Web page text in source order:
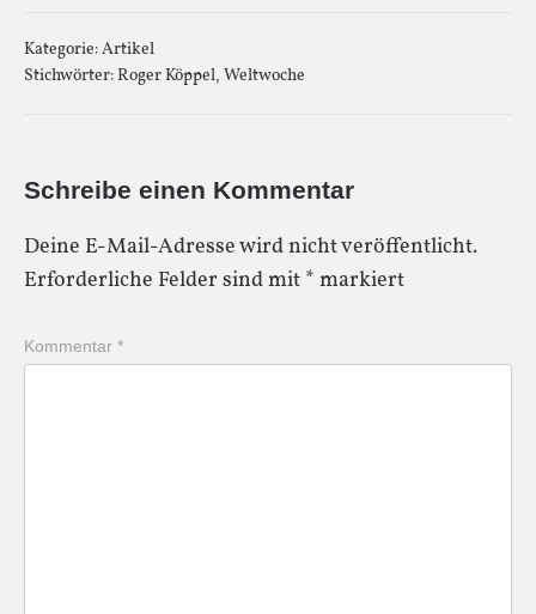
Kategorie:Artikel
Stichwörter: Roger Köppel, Weltwoche
Schreibe einen Kommentar
Deine E-Mail-Adresse wird nicht veröffentlicht.
Erforderliche Felder sind mit * markiert
Kommentar *